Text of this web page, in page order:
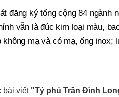
đăng ký tổng cộng 84 ngành
vẫn là đúc kim loại màu,
không mạ và có mạ, ống inox;
bài viết "Tỷ phú Trần Đình